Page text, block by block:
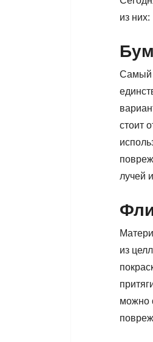
из них:
Самый
стоит
лучей
из
можно